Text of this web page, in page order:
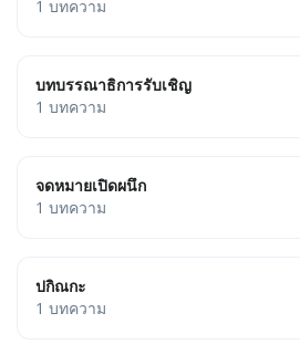
1 บทความ
บทบรรณาธิการรับเชิญ
1 บทความ
จดหมายเปิดผนึก
1 บทความ
ปกิณกะ
1 บทความ